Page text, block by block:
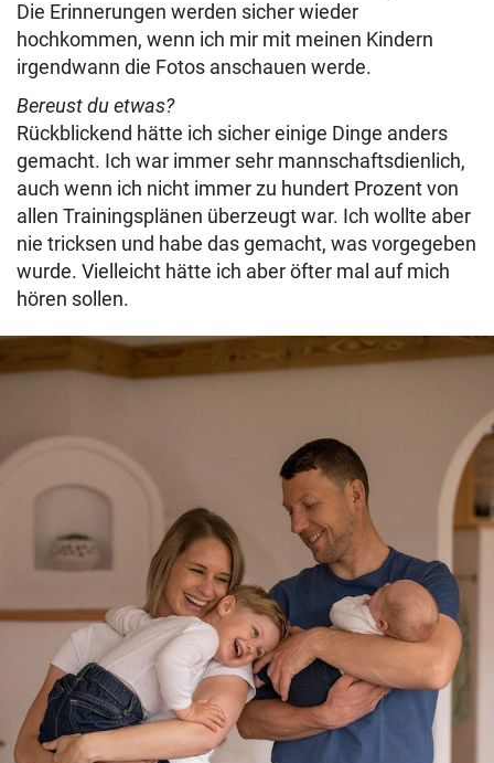
Die Erinnerungen werden sicher wieder
hochkommen, wenn ich mir mit meinen Kindern
irgendwann die Fotos anschauen werde.
Bereust du etwas?
Rückblickend hätte ich sicher einige Dinge anders
gemacht. Ich war immer sehr mannschaftsdienlich,
auch wenn ich nicht immer zu hundert Prozent von
allen Trainingsplänen überzeugt war. Ich wollte aber
nie tricksen und habe das gemacht, was vorgegeben
wurde. Vielleicht hätte ich aber öfter mal auf mich
hören sollen.